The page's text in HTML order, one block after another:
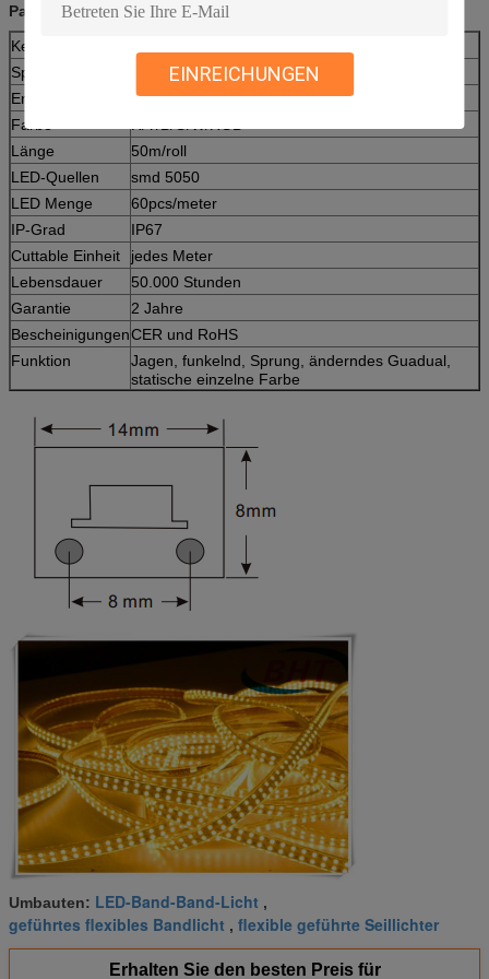
EINREICHUNGEN
Parameter:
Kein Einzelteil:
Spannung
AC100-120V oder 220-240V (50-60Hz)
Energie
500W/50m
Farbe
Länge
50m/roll
LED-Quellen
smd 5050
LED Menge
60pcs/meter
IP-Grad
IP67
Cuttable Einheit
jedes Meter
Lebensdauer
50.000 Stunden
Garantie
2 Jahre
BescheinigungenCER und RoHS
Funktion
Jagen, funkelnd, Sprung, änderndes Guadual,
statische einzelne Farbe
Umbauten: LED-Band-Band-Licht ,
geführtes flexibles Bandlicht , flexible geführte Seillichter
Erhalten Sie den besten Preis für